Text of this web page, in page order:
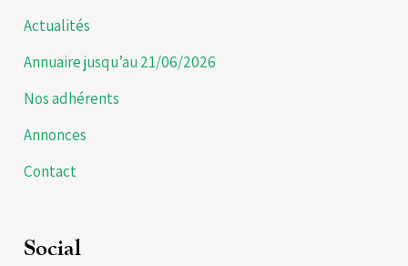
Actualités
Annuaire jusqu’au 21/06/2026
Nos adhérents
Annonces
Contact
Social